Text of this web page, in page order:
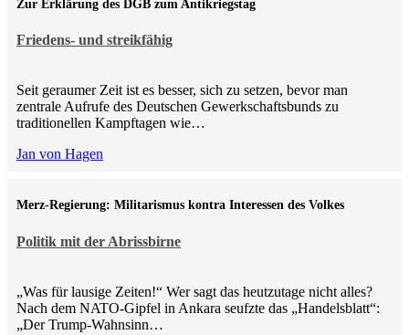
Friedens- und streikfähig
Zur Erklärung des DGB zum Antikriegstag
Seit geraumer Zeit ist es besser, sich zu setzen, bevor man
zentrale Aufrufe des Deutschen Gewerkschaftsbunds zu
traditionellen Kampftagen wie…
Jan von Hagen
Politik mit der Abrissbirne
Merz-Regierung: Militarismus kontra Inte­ressen des Volkes
„Was für lausige Zeiten!“ Wer sagt das heutzutage nicht alles?
Nach dem NATO-Gipfel in Ankara seufzte das „Handelsblatt“:
„Der Trump-Wahnsinn…